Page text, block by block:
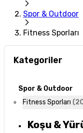
Spor & Outdoor
Fitness Sporları
Kategoriler
Spor & Outdoor
Fitness Sporları (
Koşu &